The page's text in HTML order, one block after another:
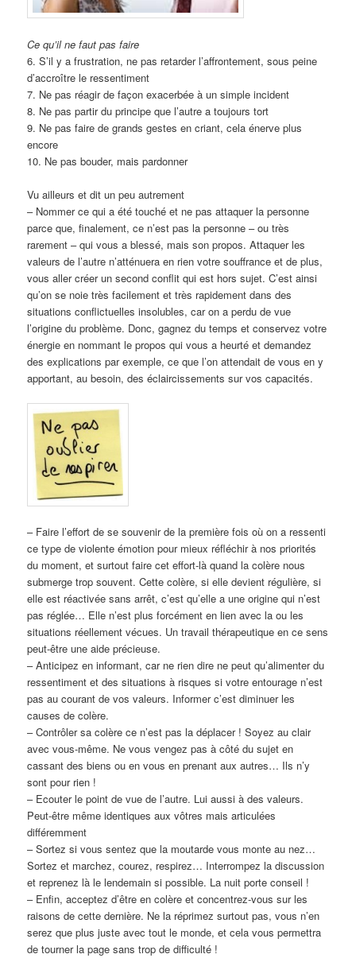
Ce qu’il ne faut pas faire
6. S’il y a frustration, ne pas retarder l’affrontement, sous peine
d’accroître le ressentiment
7. Ne pas réagir de façon exacerbée à un simple incident
8. Ne pas partir du principe que l’autre a toujours tort
9. Ne pas faire de grands gestes en criant, cela énerve plus
encore
10. Ne pas bouder, mais pardonner
Vu ailleurs et dit un peu autrement
– Nommer ce qui a été touché et ne pas attaquer la personne
parce que, finalement, ce n’est pas la personne – ou très
rarement – qui vous a blessé, mais son propos. Attaquer les
valeurs de l’autre n’atténuera en rien votre souffrance et de plus,
vous aller créer un second conflit qui est hors sujet. C’est ainsi
qu’on se noie très facilement et très rapidement dans des
situations conflictuelles insolubles, car on a perdu de vue
l’origine du problème. Donc, gagnez du temps et conservez votre
énergie en nommant le propos qui vous a heurté et demandez
des explications par exemple, ce que l’on attendait de vous en y
apportant, au besoin, des éclaircissements sur vos capacités.
– Faire l’effort de se souvenir de la première fois où on a ressenti
ce type de violente émotion pour mieux réfléchir à nos priorités
du moment, et surtout faire cet effort-là quand la colère nous
submerge trop souvent. Cette colère, si elle devient régulière, si
elle est réactivée sans arrêt, c’est qu’elle a une origine qui n’est
pas réglée… Elle n’est plus forcément en lien avec la ou les
situations réellement vécues. Un travail thérapeutique en ce sens
peut-être une aide précieuse.
– Anticipez en informant, car ne rien dire ne peut qu’alimenter du
ressentiment et des situations à risques si votre entourage n’est
pas au courant de vos valeurs. Informer c’est diminuer les
causes de colère.
– Contrôler sa colère ce n’est pas la déplacer ! Soyez au clair
avec vous-même. Ne vous vengez pas à côté du sujet en
cassant des biens ou en vous en prenant aux autres… Ils n’y
sont pour rien !
– Ecouter le point de vue de l’autre. Lui aussi à des valeurs.
Peut-être même identiques aux vôtres mais articulées
différemment
– Sortez si vous sentez que la moutarde vous monte au nez…
Sortez et marchez, courez, respirez… Interrompez la discussion
et reprenez là le lendemain si possible. La nuit porte conseil !
– Enfin, acceptez d’être en colère et concentrez-vous sur les
raisons de cette dernière. Ne la réprimez surtout pas, vous n’en
serez que plus juste avec tout le monde, et cela vous permettra
de tourner la page sans trop de difficulté !